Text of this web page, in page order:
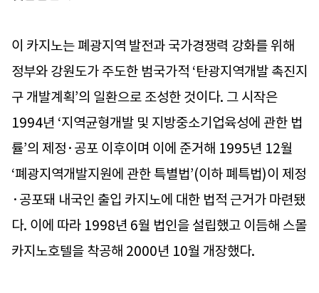
이 카지노는 폐광지역 발전과 국가경쟁력 강화를 위해
정부와 강원도가 주도한 범국가적 ‘탄광지역개발 촉진지
구 개발계획’의 일환으로 조성한 것이다. 그 시작은
1994년 ‘지역균형개발 및 지방중소기업육성에 관한 법
률’의 제정·공포 이후이며 이에 준거해 1995년 12월
‘폐광지역개발지원에 관한 특별법’(이하 폐특법)이 제정
·공포돼 내국인 출입 카지노에 대한 법적 근거가 마련됐
다. 이에 따라 1998년 6월 법인을 설립했고 이듬해 스몰
카지노호텔을 착공해 2000년 10월 개장했다.